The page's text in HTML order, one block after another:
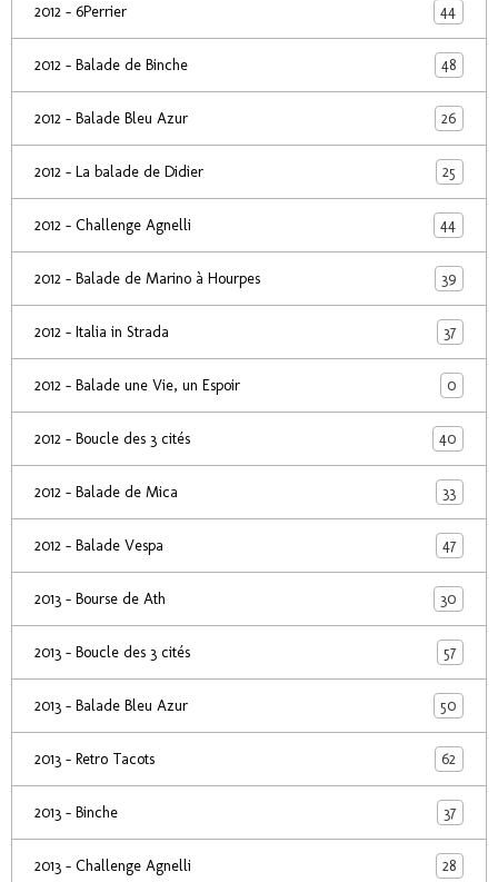
2012 - 6Perrier 44
2012 - Balade de Binche 48
2012 - Balade Bleu Azur 26
2012 - La balade de Didier 25
2012 - Challenge Agnelli 44
2012 - Balade de Marino à Hourpes 39
2012 - Italia in Strada 37
2012 - Balade une Vie, un Espoir 0
2012 - Boucle des 3 cités 40
2012 - Balade de Mica 33
2012 - Balade Vespa 47
2013 - Bourse de Ath 30
2013 - Boucle des 3 cités 57
2013 - Balade Bleu Azur 50
2013 - Retro Tacots 62
2013 - Binche 37
2013 - Challenge Agnelli 28